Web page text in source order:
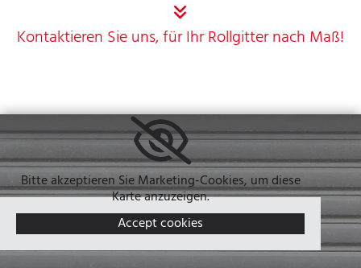

Kontaktieren Sie uns, für Ihr Rollgitter nach Maß!
Bitte akzeptieren Sie Marketing-Cookies, um diese
Karte anzuzeigen.
Accept cookies